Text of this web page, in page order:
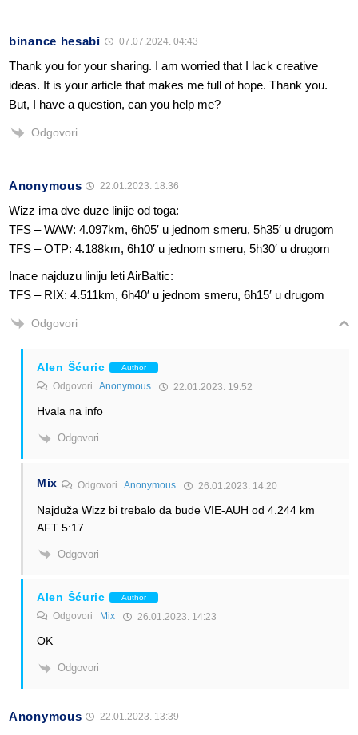
binance hesabi 07.07.2024. 04:43
Thank you for your sharing. I am worried that I lack creative
ideas. It is your article that makes me full of hope. Thank you.
But, I have a question, can you help me?
Odgovori
Anonymous 22.01.2023. 18:36
Wizz ima dve duze linije od toga:
TFS – WAW: 4.097km, 6h05′ u jednom smeru, 5h35′ u drugom
TFS – OTP: 4.188km, 6h10′ u jednom smeru, 5h30′ u drugom
Inace najduzu liniju leti AirBaltic:
TFS – RIX: 4.511km, 6h40′ u jednom smeru, 6h15′ u drugom
Odgovori
Alen Šćuric Author
Odgovori Anonymous 22.01.2023. 19:52
Hvala na info
Odgovori
Mix OdgovoriAnonymous 26.01.2023. 14:20
Najduža Wizz bi trebalo da bude VIE-AUH od 4.244 km
AFT 5:17
Odgovori
Alen Šćuric Author
Odgovori Mix 26.01.2023. 14:23
OK
Odgovori
Anonymous 22.01.2023. 13:39